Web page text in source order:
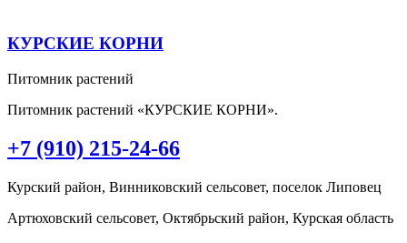
КУРСКИЕ КОРНИ
Питомник растений
Питомник растений «КУРСКИЕ КОРНИ».
+7 (910) 215-24-66
Курский район, Винниковский сельсовет, поселок Липовец
Артюховский сельсовет, Октябрьский район, Курская область